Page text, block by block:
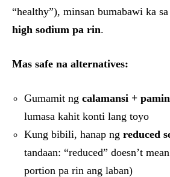
“healthy”), minsan bumabawi ka
high sodium pa rin.
Mas safe na alternatives:
Gumamit ng calamansi +
lumasa kahit konti lang toyo
Kung bibili, hanap ng reduced
tandaan: “reduced” doesn’t
portion pa rin ang laban)